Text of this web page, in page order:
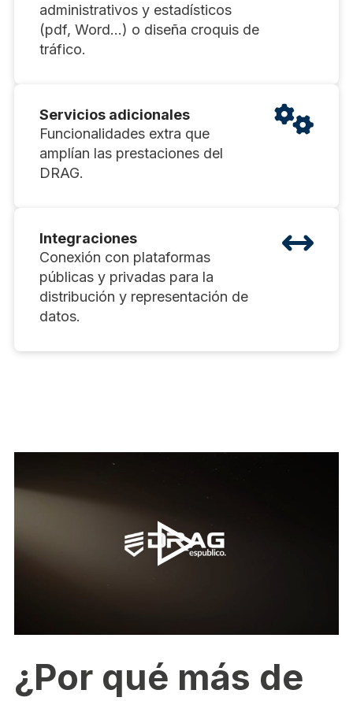
administrativos y estadísticos
(pdf, Word...) o diseña croquis de
tráfico.
Servicios adicionales
Funcionalidades extra que
amplían las prestaciones del
DRAG.
Integraciones
Conexión con plataformas
públicas y privadas para la
distribución y representación de
datos.
¿Por qué más de